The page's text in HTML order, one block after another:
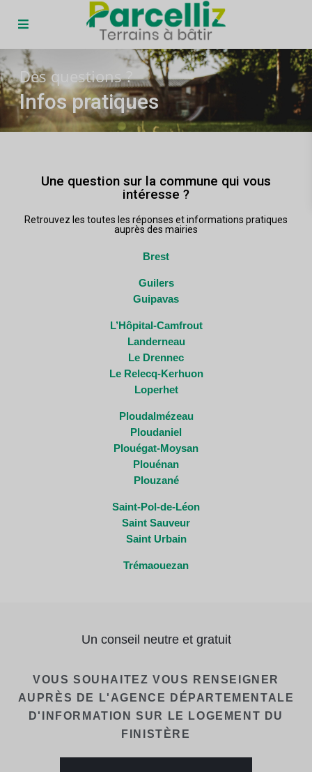
Des questions ?
Infos pratiques
Une question sur la commune qui vous
intéresse ?
Retrouvez les toutes les réponses et informations pratiques
auprès des mairies
Brest
Guilers
Guipavas
L’Hôpital-Camfrout
Landerneau
Le Drennec
Le Relecq-Kerhuon
Loperhet
Ploudalmézeau
Ploudaniel
Plouégat-Moysan
Plouénan
Plouzané
Saint-Pol-de-Léon
Saint Sauveur
Saint Urbain
Trémaouezan
Un conseil neutre et gratuit
VOUS SOUHAITEZ VOUS RENSEIGNER
AUPRÈS DE L'AGENCE DÉPARTEMENTALE
D'INFORMATION SUR LE LOGEMENT DU
FINISTÈRE